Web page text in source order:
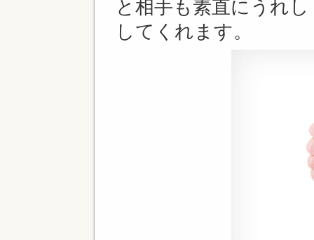
と相手も素直にうれ
してくれます。